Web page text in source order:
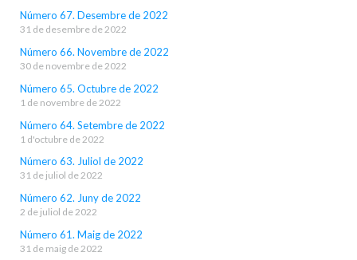
Número 67. Desembre de 2022
31 de desembre de 2022
Número 66. Novembre de 2022
30 de novembre de 2022
Número 65. Octubre de 2022
1 de novembre de 2022
Número 64. Setembre de 2022
1 d'octubre de 2022
Número 63. Juliol de 2022
31 de juliol de 2022
Número 62. Juny de 2022
2 de juliol de 2022
Número 61. Maig de 2022
31 de maig de 2022